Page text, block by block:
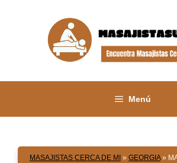
Menú
MASAJISTAS CERCA DE MI » GEORGIA»